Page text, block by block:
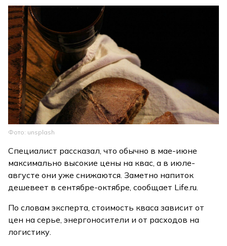
Фото: unsplash
Специалист рассказал, что обычно в мае-июне
максимально высокие цены на квас, а в июле-
августе они уже снижаются. Заметно напиток
дешевеет в сентябре-октябре, сообщает Life.ru.
По словам эксперта, стоимость кваса зависит от
цен на серье, энергоносители и от расходов на
логистику.